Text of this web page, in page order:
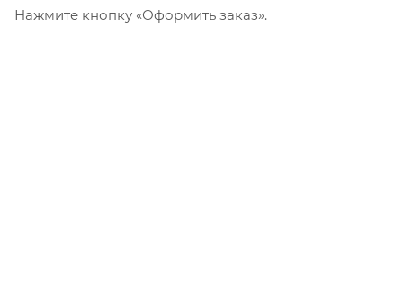
Нажмите кнопку «Оформить заказ».